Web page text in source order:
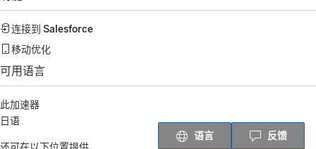
连接到 Salesforce
移动优化
可用语言
此加速器
日语
语言 反馈